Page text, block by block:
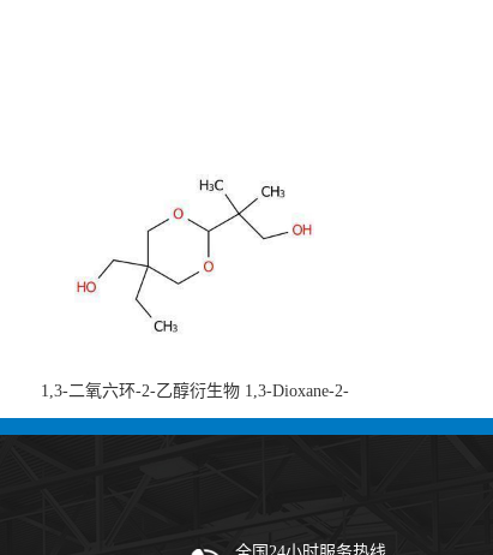
1,3-二氧六环-2-乙醇衍生物 1,3-Dioxane-2-
ethanol, 5-ethyl-5-(hydroxymethyl)-β,β-